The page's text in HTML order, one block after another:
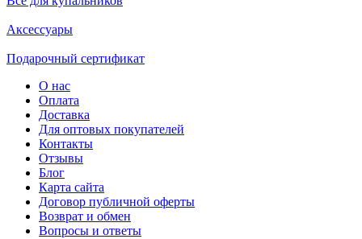
Аксессуары
Подарочный сертификат
О нас
Оплата
Доставка
Для оптовых покупателей
Контакты
Отзывы
Блог
Карта сайта
Договор публичной оферты
Возврат и обмен
Вопросы и ответы